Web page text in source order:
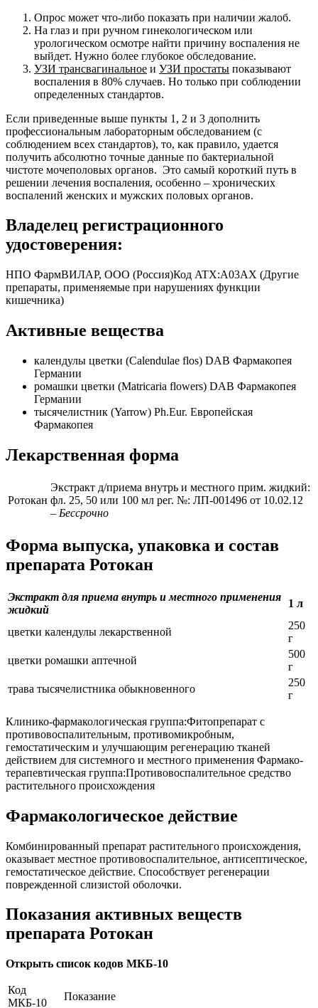
Опрос может что-либо показать при наличии жалоб.
На глаз и при ручном гинекологическом или
урологическом осмотре найти причину воспаления не
выйдет. Нужно более глубокое обследование.
УЗИ трансвагинальное и УЗИ простаты показывают
воспаления в 80% случаев. Но только при соблюдении
определенных стандартов.
Если приведенные выше пункты 1, 2 и 3 дополнить
профессиональным лабораторным обследованием (с
соблюдением всех стандартов), то, как правило, удается
получить абсолютно точные данные по бактериальной
чистоте мочеполовых органов. Это самый короткий путь в
решении лечения воспаления, особенно – хронических
воспалений женских и мужских половых органов.
Владелец регистрационного
удостоверения:
НПО ФармВИЛАР, OOО (Россия)Код ATX:A03AX (Другие
препараты, применяемые при нарушениях функции
кишечника)
Активные вещества
календулы цветки (Calendulae flos) DAB Фармакопея
Германии
ромашки цветки (Matricaria flowers) DAB Фармакопея
Германии
тысячелистник (Yarrow) Ph.Eur. Европейская
Фармакопея
Лекарственная форма
Ротокан
Экстракт д/приема внутрь и местного прим. жидкий:
фл. 25, 50 или 100 мл рег. №: ЛП-001496 от 10.02.12
– Бессрочно
Форма выпуска, упаковка и состав
препарата Ротокан
Экстракт для приема внутрь и местного применения
жидкий
1 л
цветки календулы лекарственной
250
г
цветки ромашки аптечной
500
г
трава тысячелистника обыкновенного
250
г
Клинико-фармакологическая группа:Фитопрепарат с
противовоспалительным, противомикробным,
гемостатическим и улучшающим регенерацию тканей
действием для системного и местного применения Фармако-
терапевтическая группа:Противовоспалительное средство
растительного происхождения
Фармакологическое действие
Комбинированный препарат растительного происхождения,
оказывает местное противовоспалительное, антисептическое,
гемостатическое действие. Способствует регенерации
поврежденной слизистой оболочки.
Показания активных веществ
препарата Ротокан
Открыть список кодов МКБ-10
Код
МКБ-10
Показание